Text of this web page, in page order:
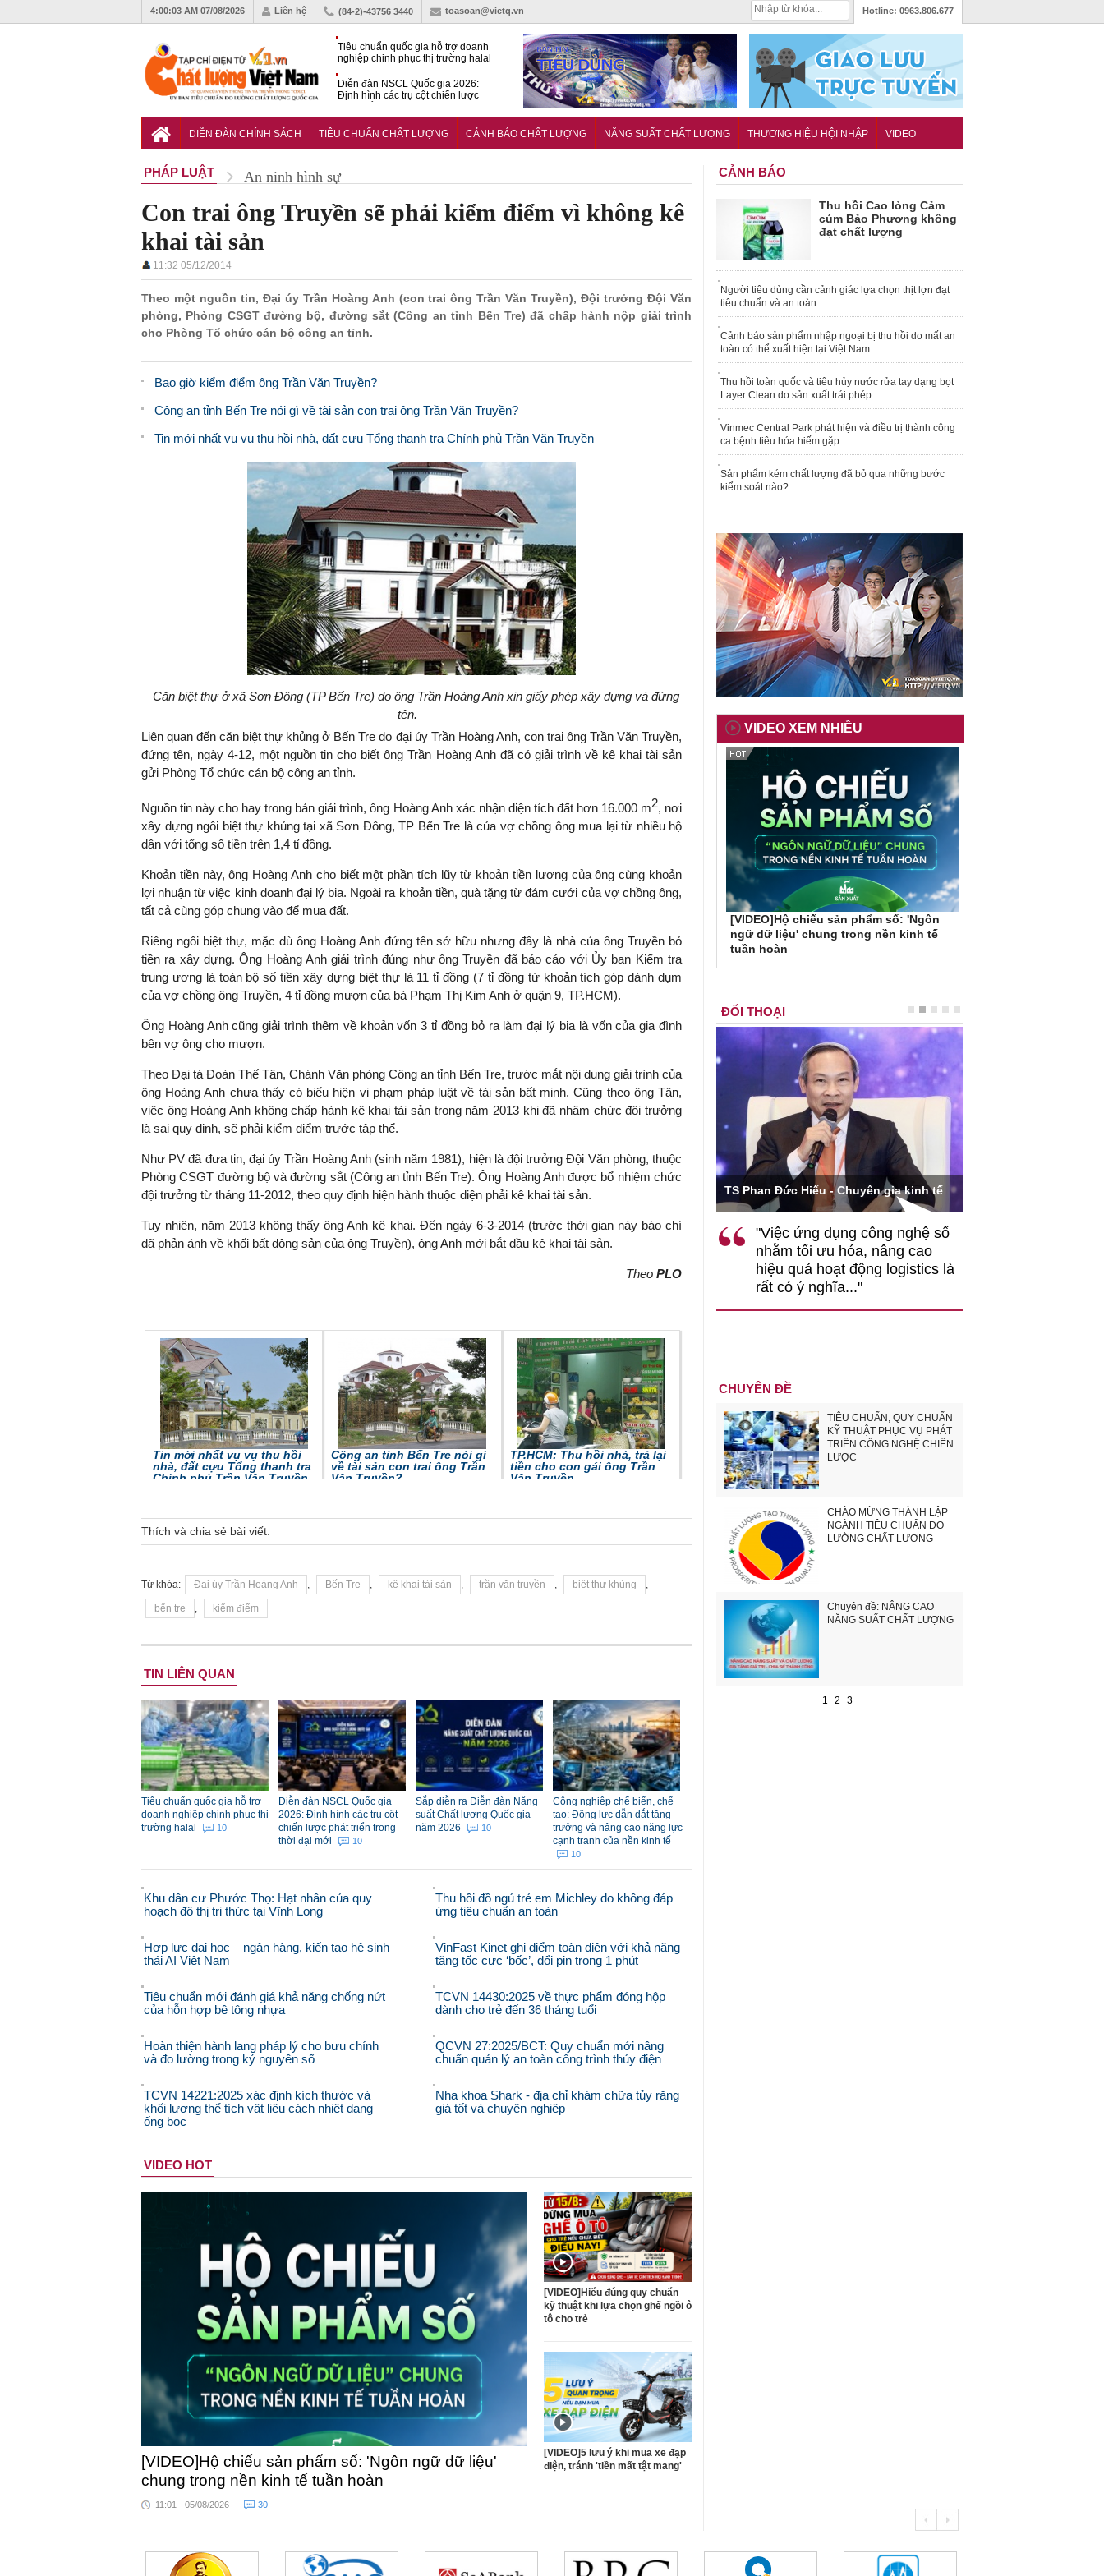
4:00:04 AM 07/08/2026 Liên hệ (84-2)-43756 3440 toasoan@vietq.vn Hotline: 0963.806.677
Tiêu chuẩn quốc gia hỗ trợ doanh
nghiệp chinh phục thị trường halal
Diễn đàn NSCL Quốc gia 2026:
Định hình các trụ cột chiến lược
Chất lượng Quốc gia năm 2026
DIỄN ĐÀN CHÍNH SÁCH TIÊU CHUẨN CHẤT LƯỢNG CẢNH BÁO CHẤT LƯỢNG NĂNG SUẤT CHẤT LƯỢNG THƯƠNG HIỆU HỘI NHẬP VIDEO
PHÁP LUẬT An ninh hình sự
Con trai ông Truyền sẽ phải kiểm điểm vì không kê
khai tài sản
11:32 05/12/2014
Theo một nguồn tin, Đại úy Trần Hoàng Anh (con trai ông Trần Văn Truyền), Đội trưởng Đội Văn
phòng, Phòng CSGT đường bộ, đường sắt (Công an tỉnh Bến Tre) đã chấp hành nộp giải trình
cho Phòng Tổ chức cán bộ công an tỉnh.
Bao giờ kiểm điểm ông Trần Văn Truyền?
Công an tỉnh Bến Tre nói gì về tài sản con trai ông Trần Văn Truyền?
Tin mới nhất vụ vụ thu hồi nhà, đất cựu Tổng thanh tra Chính phủ Trần Văn Truyền
Căn biệt thự ở xã Sơn Đông (TP Bến Tre) do ông Trần Hoàng Anh xin giấy phép xây dựng và đứng
tên.
Liên quan đến căn biệt thự khủng ở Bến Tre do đại úy Trần Hoàng Anh, con trai ông Trần Văn Truyền,
đứng tên, ngày 4-12, một nguồn tin cho biết ông Trần Hoàng Anh đã có giải trình về kê khai tài sản
gửi Phòng Tổ chức cán bộ công an tỉnh.
Nguồn tin này cho hay trong bản giải trình, ông Hoàng Anh xác nhận diện tích đất hơn 16.000 m2, nơi
xây dựng ngôi biệt thự khủng tại xã Sơn Đông, TP Bến Tre là của vợ chồng ông mua lại từ nhiều hộ
dân với tổng số tiền trên 1,4 tỉ đồng.
Khoản tiền này, ông Hoàng Anh cho biết một phần tích lũy từ khoản tiền lương của ông cùng khoản
lợi nhuận từ việc kinh doanh đại lý bia. Ngoài ra khoản tiền, quà tặng từ đám cưới của vợ chồng ông,
tất cả cùng góp chung vào để mua đất.
Riêng ngôi biệt thự, mặc dù ông Hoàng Anh đứng tên sở hữu nhưng đây là nhà của ông Truyền bỏ
tiền ra xây dựng. Ông Hoàng Anh giải trình đúng như ông Truyền đã báo cáo với Ủy ban Kiểm tra
trung ương là toàn bộ số tiền xây dựng biệt thự là 11 tỉ đồng (7 tỉ đồng từ khoản tích góp dành dụm
của vợ chồng ông Truyền, 4 tỉ đồng mượn của bà Phạm Thị Kim Anh ở quận 9, TP.HCM).
Ông Hoàng Anh cũng giải trình thêm về khoản vốn 3 tỉ đồng bỏ ra làm đại lý bia là vốn của gia đình
bên vợ ông cho mượn.
Theo Đại tá Đoàn Thế Tân, Chánh Văn phòng Công an tỉnh Bến Tre, trước mắt nội dung giải trình của
ông Hoàng Anh chưa thấy có biểu hiện vi phạm pháp luật về tài sản bất minh. Cũng theo ông Tân,
việc ông Hoàng Anh không chấp hành kê khai tài sản trong năm 2013 khi đã nhậm chức đội trưởng
là sai quy định, sẽ phải kiểm điểm trước tập thể.
Như PV đã đưa tin, đại úy Trần Hoàng Anh (sinh năm 1981), hiện là đội trưởng Đội Văn phòng, thuộc
Phòng CSGT đường bộ và đường sắt (Công an tỉnh Bến Tre). Ông Hoàng Anh được bổ nhiệm chức
đội trưởng từ tháng 11-2012, theo quy định hiện hành thuộc diện phải kê khai tài sản.
Tuy nhiên, năm 2013 không thấy ông Anh kê khai. Đến ngày 6-3-2014 (trước thời gian này báo chí
đã phản ánh về khối bất động sản của ông Truyền), ông Anh mới bắt đầu kê khai tài sản.
Theo PLO
Tin mới nhất vụ vụ thu hồi
nhà, đất cựu Tổng thanh tra
Chính phủ Trần Văn Truyền
Công an tỉnh Bến Tre nói gì
về tài sản con trai ông Trần
Văn Truyền?
TP.HCM: Thu hồi nhà, trả lại
tiền cho con gái ông Trần
Văn Truyền
Bao giờ kiểm điểm ông Trần
Văn Truyền?
Thích và chia sẻ bài viết:
Từ khóa: Đại úy Trần Hoàng Anh , Bến Tre , kê khai tài sản , trần văn truyền , biệt thự khủng ,
bến tre , kiểm điểm
TIN LIÊN QUAN
Tiêu chuẩn quốc gia hỗ trợ
doanh nghiệp chinh phục thị
trường halal
10
Diễn đàn NSCL Quốc gia
2026: Định hình các trụ cột
chiến lược phát triển trong
thời đại mới
10
Sắp diễn ra Diễn đàn Năng
suất Chất lượng Quốc gia
năm 2026
10
Công nghiệp chế biến, chế
tạo: Động lực dẫn dắt tăng
trưởng và nâng cao năng lực
cạnh tranh của nền kinh tế
10
Khu dân cư Phước Thọ: Hạt nhân của quy
hoạch đô thị tri thức tại Vĩnh Long
Hợp lực đại học – ngân hàng, kiến tạo hệ sinh
thái AI Việt Nam
Tiêu chuẩn mới đánh giá khả năng chống nứt
của hỗn hợp bê tông nhựa
Hoàn thiện hành lang pháp lý cho bưu chính
và đo lường trong kỷ nguyên số
TCVN 14221:2025 xác định kích thước và
khối lượng thể tích vật liệu cách nhiệt dạng
ống bọc
Thu hồi đồ ngủ trẻ em Michley do không đáp
ứng tiêu chuẩn an toàn
VinFast Kinet ghi điểm toàn diện với khả năng
tăng tốc cực ‘bốc’, đổi pin trong 1 phút
TCVN 14430:2025 về thực phẩm đóng hộp
dành cho trẻ đến 36 tháng tuổi
QCVN 27:2025/BCT: Quy chuẩn mới nâng
chuẩn quản lý an toàn công trình thủy điện
Nha khoa Shark - địa chỉ khám chữa tủy răng
giá tốt và chuyên nghiệp
VIDEO HOT
[VIDEO]Hộ chiếu sản phẩm số: 'Ngôn ngữ dữ liệu'
chung trong nền kinh tế tuần hoàn
11:01 - 05/08/2026 30
[VIDEO]Hiểu đúng quy chuẩn
kỹ thuật khi lựa chọn ghế ngồi ô
tô cho trẻ
[VIDEO]5 lưu ý khi mua xe đạp
điện, tránh 'tiền mất tật mang'
CẢNH BÁO
Thu hồi Cao lỏng Cảm
cúm Bảo Phương không
đạt chất lượng
Người tiêu dùng cần cảnh giác lựa chọn thịt lợn đạt
tiêu chuẩn và an toàn
Cảnh báo sản phẩm nhập ngoại bị thu hồi do mất an
toàn có thể xuất hiện tại Việt Nam
Thu hồi toàn quốc và tiêu hủy nước rửa tay dạng bọt
Layer Clean do sản xuất trái phép
Vinmec Central Park phát hiện và điều trị thành công
ca bệnh tiêu hóa hiếm gặp
Sản phẩm kém chất lượng đã bỏ qua những bước
kiểm soát nào?
VIDEO XEM NHIỀU
[VIDEO]Hộ chiếu sản phẩm số: 'Ngôn
ngữ dữ liệu' chung trong nền kinh tế
tuần hoàn
ĐỐI THOẠI
TS. Nguyễn Đức Độ - Phó Viện trưởng
Viện Kinh tế Tài chính
"Có rất nhiều việc phải làm
ngay từ bây giờ và trên thực tế
khởi nghiệp..."
Việc sử dụng hiệu quả chính
sách tài khóa không chỉ mang ý
nghĩa hỗ trợ ngắn hạn mà còn
TS Phan Đức Hiếu - Chuyên gia kinh tế
"Việc ứng dụng công nghệ số
nhằm tối ưu hóa, nâng cao
hiệu quả hoạt động logistics là
rất có ý nghĩa..."
CHUYÊN ĐỀ
TIÊU CHUẨN, QUY CHUẨN
KỸ THUẬT PHỤC VỤ PHÁT
TRIỂN CÔNG NGHỆ CHIẾN
LƯỢC
CHÀO MỪNG THÀNH LẬP
NGÀNH TIÊU CHUẨN ĐO
LƯỜNG CHẤT LƯỢNG
Chuyên đề: NÂNG CAO
NĂNG SUẤT CHẤT LƯỢNG
1 2 3